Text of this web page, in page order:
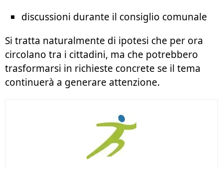
discussioni durante il consiglio comunale
Si tratta naturalmente di ipotesi che per ora
circolano tra i cittadini, ma che potrebbero
trasformarsi in richieste concrete se il tema
continuerà a generare attenzione.